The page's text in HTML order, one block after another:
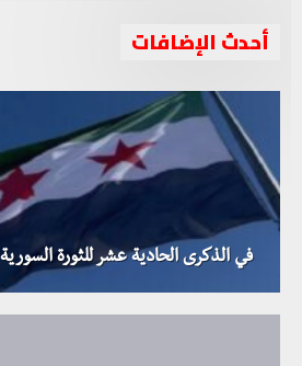
أحدث الإضافات
في الذكرى الحادية عشر للثورة السورية